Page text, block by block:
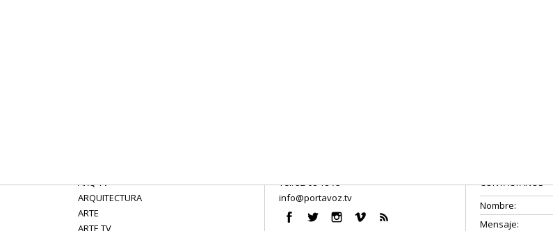
ARQ TV
ARQUITECTURA
ARTE
ARTE TV
Tel: 52 08 18 75
info@portavoz.tv
CONTÁCTANOS